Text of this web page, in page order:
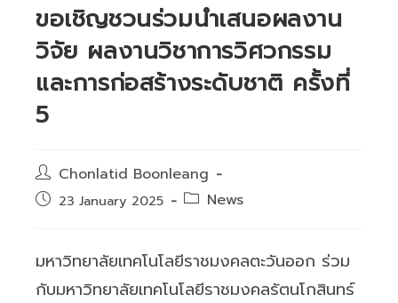
ขอเชิญชวนร่วมนำเสนอผลงาน
วิจัย ผลงานวิชาการวิศวกรรม
และการก่อสร้างระดับชาติ ครั้งที่
5
Post
author:
Chonlatid Boonleang
Post23 January 2025
PostNews
มหาวิทยาลัยเทคโนโลยีราชมงคลตะวันออก ร่วม
กับมหาวิทยาลัยเทคโนโลยีราชมงคลรัตนโกสินทร์